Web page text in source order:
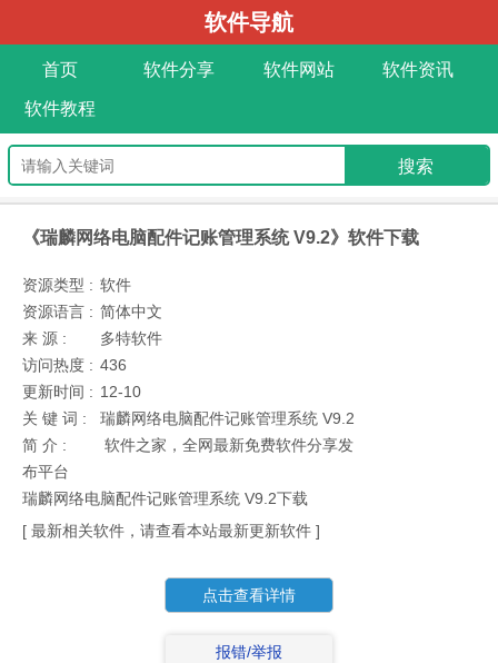
软件导航
首页 软件分享 软件网站 软件资讯
软件教程
《瑞麟网络电脑配件记账管理系统 V9.2》软件下载
资源类型 : 软件
资源语言 : 简体中文
来 源 :
多特软件
访问热度 : 436
更新时间 : 12-10
关 键 词 :
瑞麟网络电脑配件记账管理系统 V9.2
简 介 :
软件之家，全网最新免费软件分享发
布平台
瑞麟网络电脑配件记账管理系统 V9.2下载
[ 最新相关软件，请查看本站最新更新软件 ]
点击查看详情
报错/举报